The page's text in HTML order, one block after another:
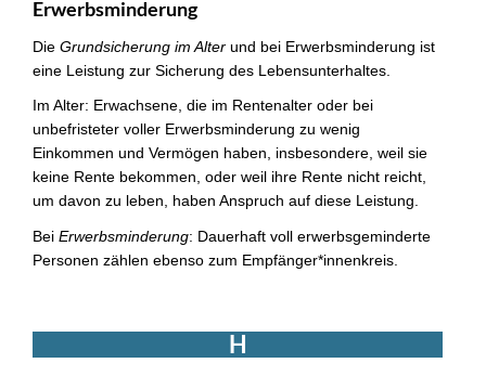
Erwerbsminderung
Die Grundsicherung im Alter und bei Erwerbsminderung ist
eine Leistung zur Sicherung des Lebensunterhaltes.
Im Alter: Erwachsene, die im Rentenalter oder bei
unbefristeter voller Erwerbsminderung zu wenig
Einkommen und Vermögen haben, insbesondere, weil sie
keine Rente bekommen, oder weil ihre Rente nicht reicht,
um davon zu leben, haben Anspruch auf diese Leistung.
Bei Erwerbsminderung: Dauerhaft voll erwerbsgeminderte
Personen zählen ebenso zum Empfänger*innenkreis.
H